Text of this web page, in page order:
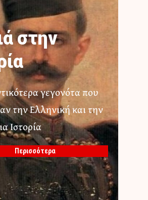
στην
γεγονότα που
την Ελληνική και την
Ιστορία
Περισσότερα